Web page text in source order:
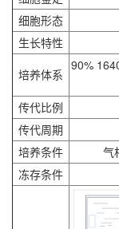
细胞形态
生长特性
培养体系
90%
传代比例
传代周期
培养条件
气
冻存条件